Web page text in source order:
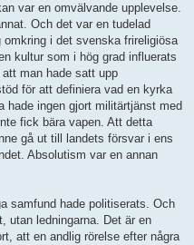
var en omvälvande upplevelse.
Och det var en tudelad
i det svenska frireligiösa
kultur som i hög grad influerats
man hade satt upp
för att definiera vad en kyrka
hade ingen gjort militärtjänst med
fick bära vapen. Att detta
gå ut till landets försvar i ens
Absolutism var en annan
samfund hade politiserats. Och
utan ledningarna. Det är en
att en andlig rörelse efter några